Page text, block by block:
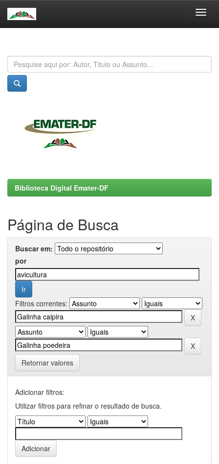
Biblioteca Digital Emater-DF
Página de Busca
Buscar em:
por
Filtros correntes:
Retornar valores
Adicionar filtros:
Utilizar filtros para refinar o resultado de busca.